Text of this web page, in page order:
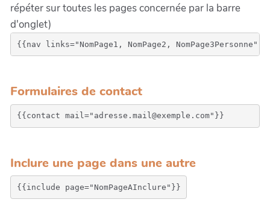
répéter sur toutes les pages concernée par la barre
d'onglet)
{{nav links="NomPage1, NomPage2,
Formulaires de contact
{{contact mail="adresse.mail@exemple.com"}}
Inclure une page dans une autre